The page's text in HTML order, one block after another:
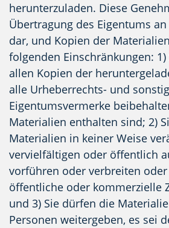
herunterzuladen. Diese
Übertragung des Eigentums
dar, und Kopien der
folgenden Einschränkungen:
allen Kopien der
alle Urheberrechts- und
Eigentumsvermerke
Materialien enthalten sind; 2)
Materialien in keiner Weise
vervielfältigen oder öffentlich
vorführen oder verbreiten
öffentliche oder kommerzielle
und 3) Sie dürfen die
Personen weitergeben, es sei